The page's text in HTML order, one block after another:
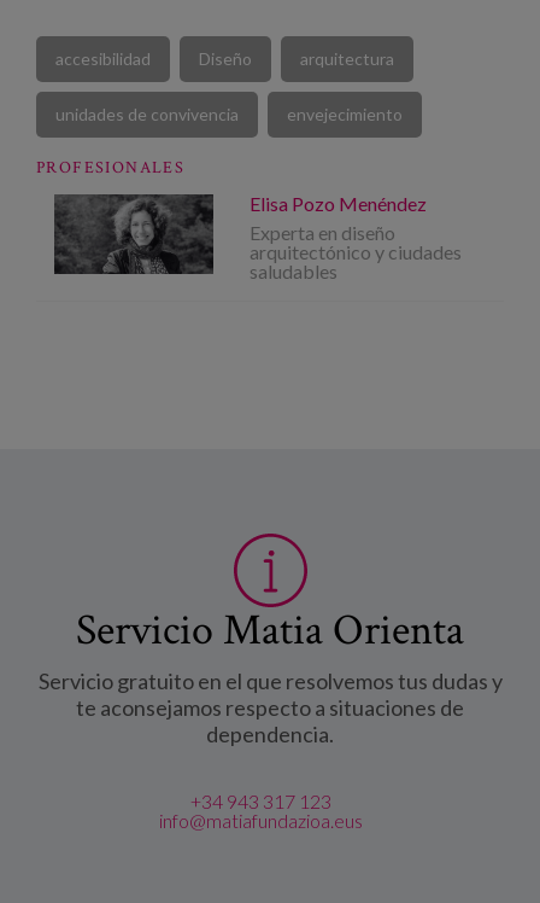
accesibilidad Diseño arquitectura
unidades de convivencia envejecimiento
PROFESIONALES
Elisa Pozo Menéndez
Experta en diseño
arquitectónico y ciudades
saludables
Servicio Matia Orienta
Servicio gratuito en el que resolvemos tus dudas y
te aconsejamos respecto a situaciones de
dependencia.
+34 943 317 123
info@matiafundazioa.eus